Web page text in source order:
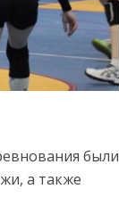
были
а также